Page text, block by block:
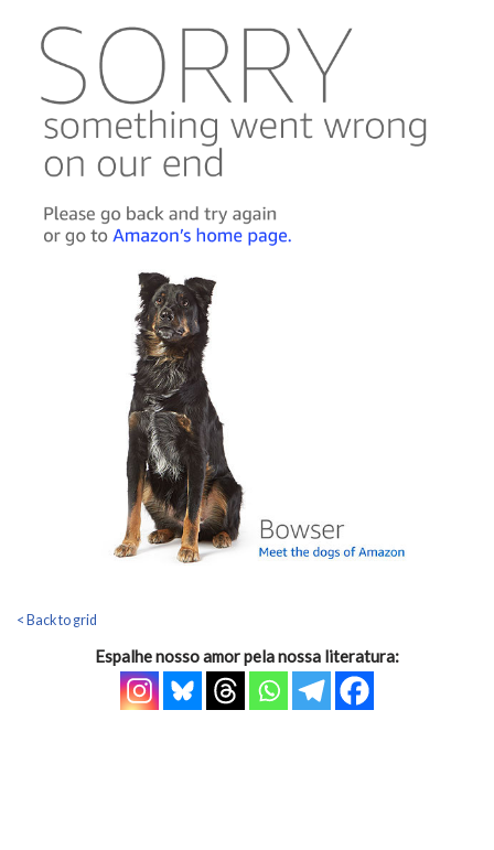
< Back to grid
Espalhe nosso amor pela nossa literatura: